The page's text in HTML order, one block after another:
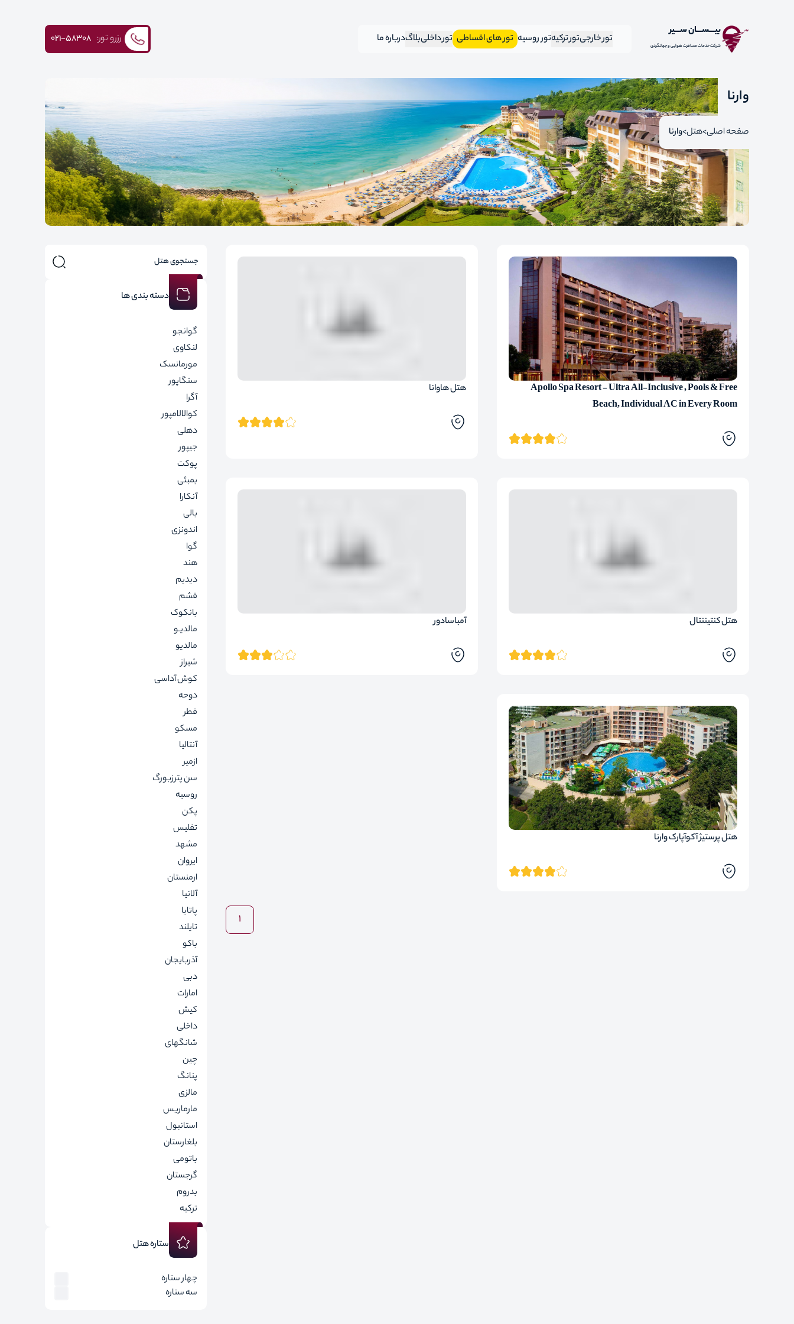
بیـــســـان ســـیر
شرکت خدمات مسافرت هوایی و جهانگردی تور خارجی تور ترکیهتور روسیه تور های اقساطی تور داخلیبلاگدرباره ما رزرو تور: ۰۲۱-58308
وارنا
صفحه اصلی هتل وارنا
Apollo Spa Resort - Ultra All-Inclusive , Pools & Free
Beach, Individual AC in Every Room
هتل هاوانا
هتل کنتیننتال آمباسادور
هتل پرستیژ آکوآپارک وارنا
1
دسته بندی ها
گوانجو
لنکاوی
مورمانسک
سنگاپور
آگرا
کوالالامپور
دهلی
جیپور
پوکت
بمبئی
آنکارا
بالی
اندونزی
گوا
هند
دیدیم
قشم
بانکوک
مالدیـو
مالدیو
شیراز
کوش آداسی
دوحه
قطر
مسکو
آنتالیا
ازمیر
سن پترزبورگ
روسیه
پکن
تفلیس
مشهد
ایروان
ارمنستان
آلانیا
پاتایا
تایلند
باکو
آذربایجان
دبی
امارات
کیش
داخلی
شانگهای
چین
پنانگ
مالزی
مارماریس
استانبول
بلغارستان
باتومی
گرجستان
بدروم
ترکیه
ستاره هتل
چهار ستاره
سه ستاره